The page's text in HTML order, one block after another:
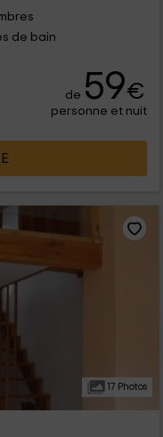
de bain
de 59€
personne et nuit
17 Photos